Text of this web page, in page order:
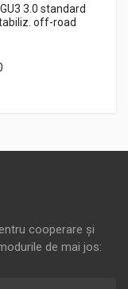
3.0 standard
off-road
cooperare și
de mai jos: